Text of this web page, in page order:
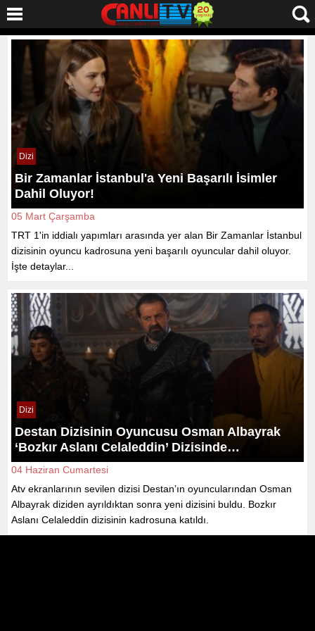
Dizi
Bir Zamanlar İstanbul'a Yeni Başarılı İsimler
Dahil Oluyor!
05 Mart Çarşamba
TRT 1'in iddialı yapımları arasında yer alan Bir Zamanlar İstanbul
dizisinin oyuncu kadrosuna yeni başarılı oyuncular dahil oluyor.
İşte detaylar...
Dizi
Destan Dizisinin Oyuncusu Osman Albayrak
‘Bozkır Aslanı Celaleddin’ Dizisinde…
04 Haziran Cumartesi
Atv ekranlarının sevilen dizisi Destan’ın oyuncularından Osman
Albayrak diziden ayrıldıktan sonra yeni dizisini buldu. Bozkır
Aslanı Celaleddin dizisinin kadrosuna katıldı.